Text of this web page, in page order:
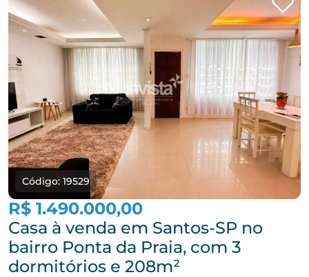
Código: 19529
R$ 1.490.000,00
Casa à venda em Santos-SP no
bairro Ponta da Praia, com 3
dormitórios e 208m²